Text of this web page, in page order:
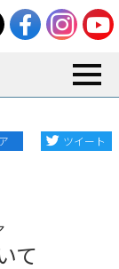
ツイート
て